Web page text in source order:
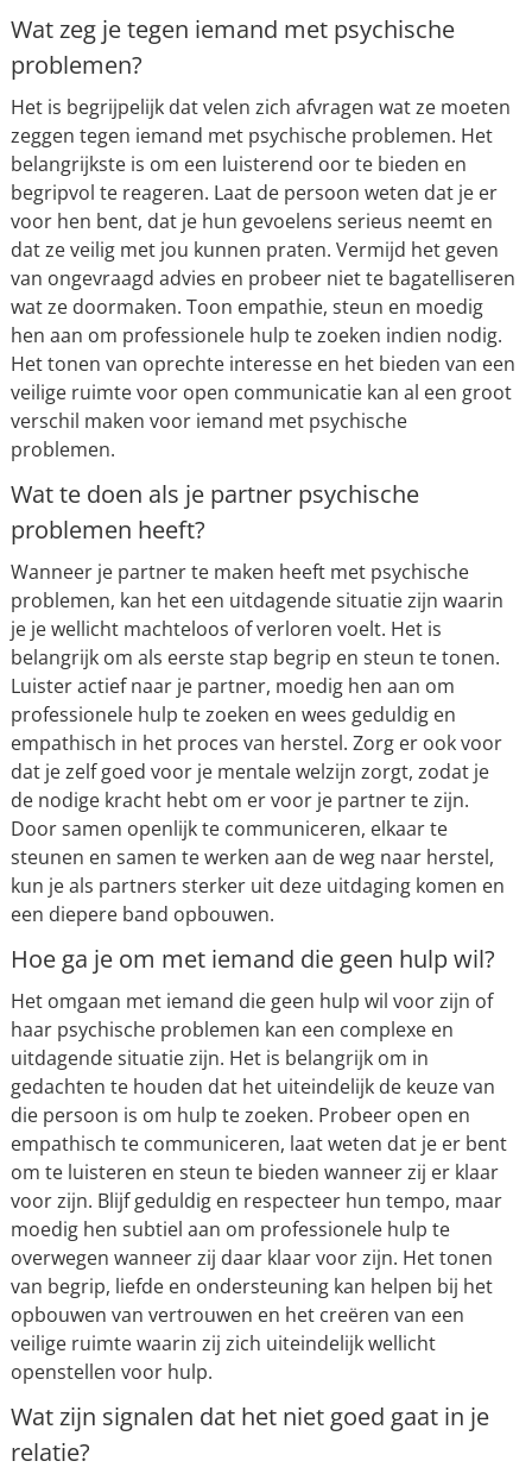
Wat zeg je tegen iemand met psychische
problemen?
Het is begrijpelijk dat velen zich afvragen wat ze moeten
zeggen tegen iemand met psychische problemen. Het
belangrijkste is om een luisterend oor te bieden en
begripvol te reageren. Laat de persoon weten dat je er
voor hen bent, dat je hun gevoelens serieus neemt en
dat ze veilig met jou kunnen praten. Vermijd het geven
van ongevraagd advies en probeer niet te bagatelliseren
wat ze doormaken. Toon empathie, steun en moedig
hen aan om professionele hulp te zoeken indien nodig.
Het tonen van oprechte interesse en het bieden van een
veilige ruimte voor open communicatie kan al een groot
verschil maken voor iemand met psychische
problemen.
Wat te doen als je partner psychische
problemen heeft?
Wanneer je partner te maken heeft met psychische
problemen, kan het een uitdagende situatie zijn waarin
je je wellicht machteloos of verloren voelt. Het is
belangrijk om als eerste stap begrip en steun te tonen.
Luister actief naar je partner, moedig hen aan om
professionele hulp te zoeken en wees geduldig en
empathisch in het proces van herstel. Zorg er ook voor
dat je zelf goed voor je mentale welzijn zorgt, zodat je
de nodige kracht hebt om er voor je partner te zijn.
Door samen openlijk te communiceren, elkaar te
steunen en samen te werken aan de weg naar herstel,
kun je als partners sterker uit deze uitdaging komen en
een diepere band opbouwen.
Hoe ga je om met iemand die geen hulp wil?
Het omgaan met iemand die geen hulp wil voor zijn of
haar psychische problemen kan een complexe en
uitdagende situatie zijn. Het is belangrijk om in
gedachten te houden dat het uiteindelijk de keuze van
die persoon is om hulp te zoeken. Probeer open en
empathisch te communiceren, laat weten dat je er bent
om te luisteren en steun te bieden wanneer zij er klaar
voor zijn. Blijf geduldig en respecteer hun tempo, maar
moedig hen subtiel aan om professionele hulp te
overwegen wanneer zij daar klaar voor zijn. Het tonen
van begrip, liefde en ondersteuning kan helpen bij het
opbouwen van vertrouwen en het creëren van een
veilige ruimte waarin zij zich uiteindelijk wellicht
openstellen voor hulp.
Wat zijn signalen dat het niet goed gaat in je
relatie?